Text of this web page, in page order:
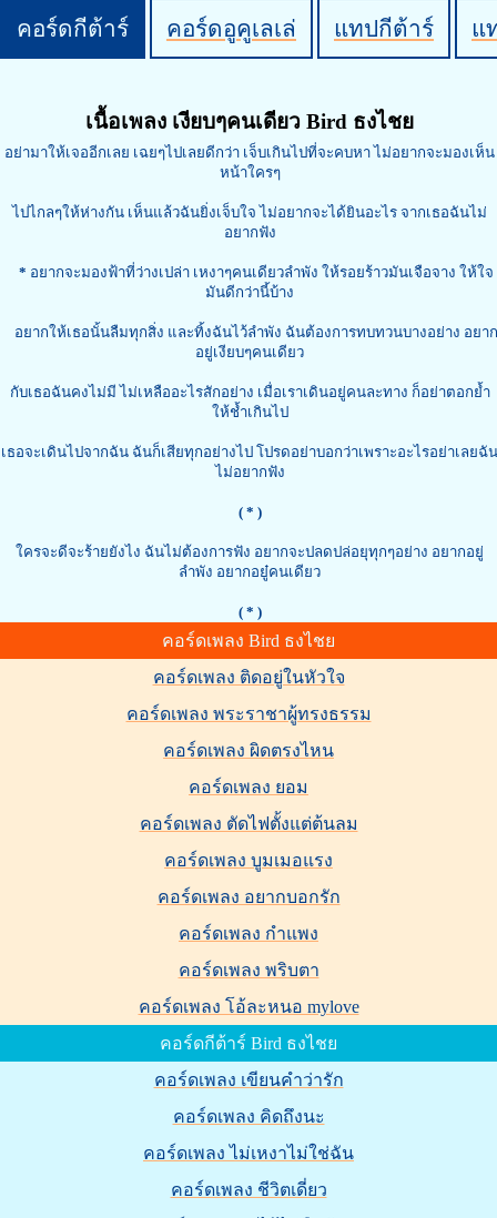
คอร์ดกีต้าร์ คอร์ดอูคูเลเล่ แทปกีต้าร์ แ
เนื้อเพลง เงียบๆคนเดียว Bird ธงไชย
อย่ามาให้เจออีกเลย เฉยๆไปเลยดีกว่า เจ็บเกินไปที่จะคบหา ไม่อยากจะมองเห็น
หน้าใครๆ
ไปไกลๆให้ห่างกัน เห็นแล้วฉันยิ่งเจ็บใจ ไม่อยากจะได้ยินอะไร จากเธอฉันไม่
อยากฟัง
* อยากจะมองฟ้าที่ว่างเปล่า เหงาๆคนเดียวลำพัง ให้รอยร้าวมันเจือจาง ให้ใจ
มันดีกว่านี้บ้าง
อยากให้เธอนั้นลืมทุกสิ่ง และทิ้งฉันไว้ลำพัง ฉันต้องการทบทวนบางอย่าง อยาก
อยู่เงียบๆคนเดียว
กับเธอฉันคงไม่มี ไม่เหลืออะไรสักอย่าง เมื่อเราเดินอยู่คนละทาง ก็อย่าตอกย้ำ
ให้ช้ำเกินไป
เธอจะเดินไปจากฉัน ฉันก็เสียทุกอย่างไป โปรดอย่าบอกว่าเพราะอะไรอย่าเลยฉัน
ไม่อยากฟัง
( * )
ใครจะดีจะร้ายยังไง ฉันไม่ต้องการฟัง อยากจะปลดปล่อยุทุกๆอย่าง อยากอยู่
ลำพัง อยากอยู๋คนเดียว
( * )
คอร์ดเพลง Bird ธงไชย
คอร์ดเพลง ติดอยู่ในหัวใจ
คอร์ดเพลง พระราชาผู้ทรงธรรม
คอร์ดเพลง ผิดตรงไหน
คอร์ดเพลง ยอม
คอร์ดเพลง ตัดไฟตั้งแต่ต้นลม
คอร์ดเพลง บูมเมอแรง
คอร์ดเพลง อยากบอกรัก
คอร์ดเพลง กำแพง
คอร์ดเพลง พริบตา
คอร์ดเพลง โอ้ละหนอ mylove
คอร์ดกีต้าร์ Bird ธงไชย
คอร์ดเพลง เขียนคำว่ารัก
คอร์ดเพลง คิดถึงนะ
คอร์ดเพลง ไม่เหงาไม่ใช่ฉัน
คอร์ดเพลง ชีวิตเดี่ยว